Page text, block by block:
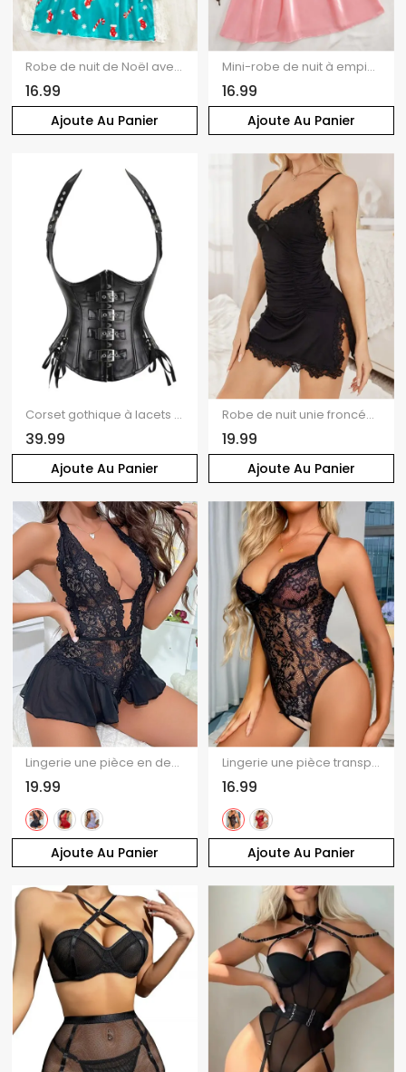
Ajoute Au Panier
Robe de nuit de Noël avec nœud papillon et empiècement en dentelle et imprimé flocons de neige
16.99
Ajoute Au Panier
Mini-robe de nuit à empiècements floraux de couleur unie
16.99
Ajoute Au Panier
Corset gothique à lacets et boucle style punk
39.99
Ajoute Au Panier
Robe de nuit unie froncée avec nœud papillon et fente festonnée, ourlet asymétrique
19.99
Ajoute Au Panier
Lingerie une pièce en dentelle florale transparente de couleur unie, décolleté plongeant festonné
19.99
Ajoute Au Panier
Lingerie une pièce transparente en dentelle florale de couleur unie avec nœud papillon et bretelles spaghetti transparentes
16.99